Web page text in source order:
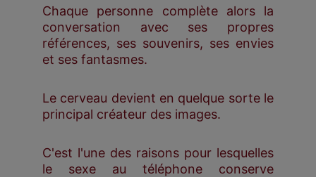
Chaque personne complète alors la
conversation avec ses propres
références, ses souvenirs, ses envies
et ses fantasmes.
Le cerveau devient en quelque sorte le
principal créateur des images.
C'est l'une des raisons pour lesquelles
le sexe au téléphone conserve